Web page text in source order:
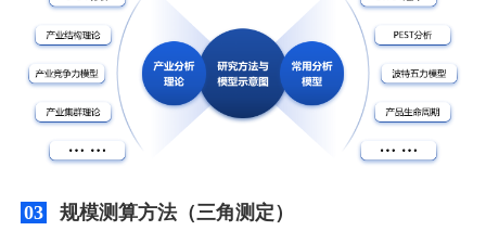
03 规模测算方法（三角测定）